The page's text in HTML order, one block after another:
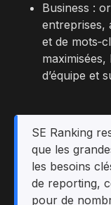
Business :
entreprises,
et de
d’équipe et
SE Ranking
que les
les besoins
de reporting,
pour de